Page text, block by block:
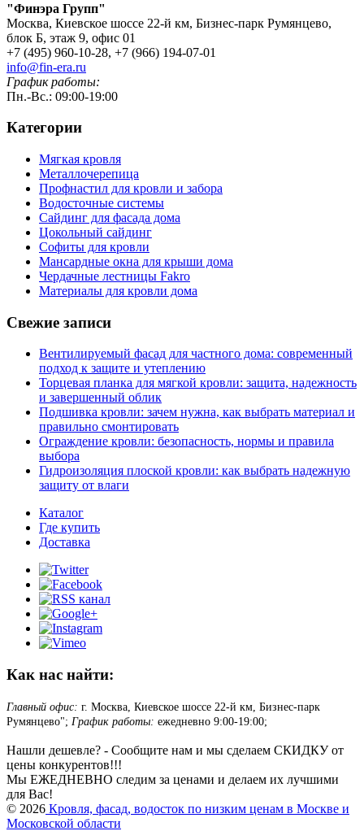
"Финэра Групп"
Москва, Киевское шоссе 22-й км, Бизнес-парк Румянцево,
блок Б, этаж 9, офис 01
+7 (495) 960-10-28, +7 (966) 194-07-01
info@fin-era.ru
График работы:
Пн.-Вс.: 09:00-19:00
Категории
Мягкая кровля
Металлочерепица
Профнастил для кровли и забора
Водосточные системы
Сайдинг для фасада дома
Цокольный сайдинг
Софиты для кровли
Мансардные окна для крыши дома
Чердачные лестницы Fakro
Материалы для кровли дома
Свежие записи
Вентилируемый фасад для частного дома: современный
подход к защите и утеплению
Торцевая планка для мягкой кровли: защита, надежность
и завершенный облик
Подшивка кровли: зачем нужна, как выбрать материал и
правильно смонтировать
Ограждение кровли: безопасность, нормы и правила
выбора
Гидроизоляция плоской кровли: как выбрать надежную
защиту от влаги
Каталог
Где купить
Доставка
Как нас найти:
Главный офис: г. Москва, Киевское шоссе 22-й км, Бизнес-парк
Румянцево"; График работы: ежедневно 9:00-19:00;
Нашли дешевле? - Сообщите нам и мы сделаем СКИДКУ от
цены конкурентов!!!
Мы ЕЖЕДНЕВНО следим за ценами и делаем их лучшими
для Вас!
© 2026 Кровля, фасад, водосток по низким ценам в Москве и
Московской области